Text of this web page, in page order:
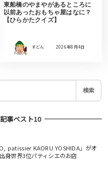
東船橋のやまやがあるところに
以前あったおもちゃ屋はなに？
【ひらかたクイズ】
すどん 2026年8月4日
検索
事ベスト10
patissier KAORU YOSHIDA」がオ
身世界3位パティシエのお店